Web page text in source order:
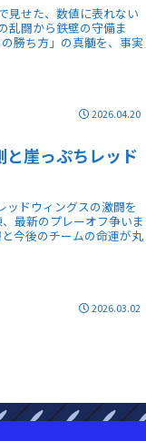
見せた、数値に表れない
乱闘から鉄壁の守備ま
勝ち方」の真髄を、事実
2026.04.20
崖っぷちレッド
ッドウィングスの激闘を
最新のプレーオフ争いま
今後のチームの命運が丸
2026.03.02